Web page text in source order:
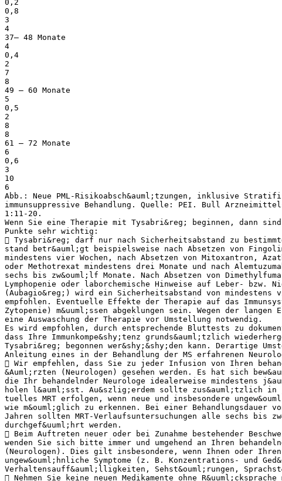
0,2
0,8
3
4
37– 48 Monate
4
0,4
2
7
8
49 – 60 Monate
5
0,5
2
8
8
61 – 72 Monate
6
0,6
3
10
6
Abb.: Neue PML-Risikoabsch&auml;tzungen, inklusive
immunsuppressive Behandlung. Quelle: PEI. Bull
1:11-20.
Wenn Sie eine Therapie mit Tysabri&reg; beginnen, dann
Punkte sehr wichtig:
 Tysabri&reg; darf nur nach Sicherheitsabstand zu
stand betr&auml;gt beispielsweise nach Absetzen von
mindestens vier Wochen, nach Absetzen von Mitoxantron,
oder Methotrexat mindestens drei Monate und nach
sechs bis zw&ouml;lf Monate. Nach Absetzen von
Lymphopenie oder laborchemische Hinweise auf Leber- bzw.
(Aubagio&reg;) wird ein Sicherheitsabstand von mindestens
empfohlen. Eventuelle Effekte der Therapie auf das
Zytopenie) m&uuml;ssen abgeklungen sein. Wegen der
eine Auswaschung der Therapie vor Umstellung notwendig.
Es wird empfohlen, durch entsprechende Bluttests zu
dass Ihre Immunkompe&shy;tenz grunds&auml;tzlich
Tysabri&reg; begonnen wer&shy;&shy;den kann. Derartige
Anleitung eines in der Behandlung der MS erfahrenen
 Wir empfehlen, dass Sie zu jeder Infusion von Ihren
&Auml;rzten (Neurologen) gesehen werden. Es hat sich
die Ihr behandelnder Neurologe idealerweise mindestens
holen l&auml;sst. Au&szlig;erdem sollte zus&auml;tzlich in
tuelles MRT erfolgen, wenn neue und insbesondere
wie m&ouml;glich zu erkennen. Bei einer Behandlungsdauer
Jahren sollten MRT-Verlaufsuntersuchungen alle sechs bis
durchgef&uuml;hrt werden.
 Beim Auftreten neuer oder bei Zunahme bestehender
wenden Sie sich bitte immer und umgehend an Ihren
(Neurologen). Dies gilt insbesondere, wenn Ihnen oder Ihren
ungew&ouml;hnliche Symptome (z. B. Konzentrations- und
Verhaltensauff&auml;lligkeiten, Sehst&ouml;rungen,
 Nehmen Sie keine neuen Medikamente ohne